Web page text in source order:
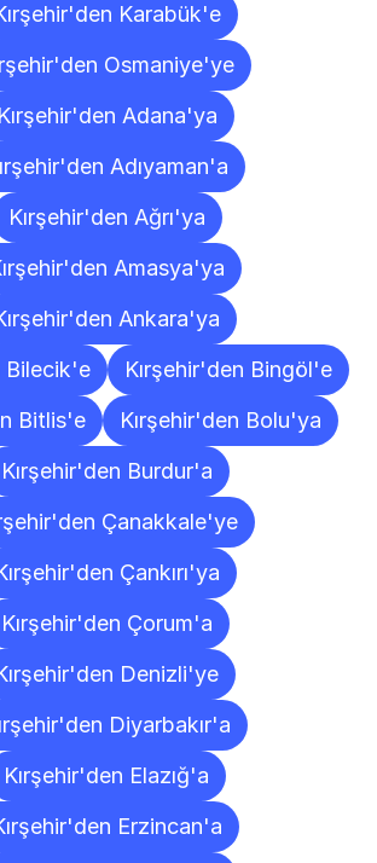
Karabük'e
Osmaniye'ye
Kırşehir'den Adana'ya
Adıyaman'a
Kırşehir'den Ağrı'ya
Amasya'ya
Ankara'ya
Bilecik'e
Kırşehir'den Bingöl'e
Bitlis'e
Kırşehir'den Bolu'ya
Kırşehir'den Burdur'a
Çanakkale'ye
Çankırı'ya
Kırşehir'den Çorum'a
Denizli'ye
Diyarbakır'a
Kırşehir'den Elazığ'a
Erzincan'a